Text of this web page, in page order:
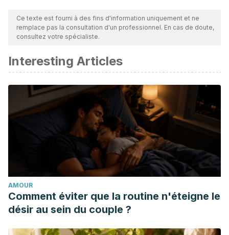
Ce texte est fourni à des fins d'information uniquement et ne
remplace pas la consultation d'un professionnel. En cas de doute,
consultez votre spécialiste.
Interesting Articles
AMOUR
Comment éviter que la routine n'éteigne le
désir au sein du couple ?